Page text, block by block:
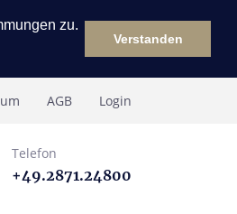
zu.
Verstanden
AGB Login
Telefon
+49.2871.24800